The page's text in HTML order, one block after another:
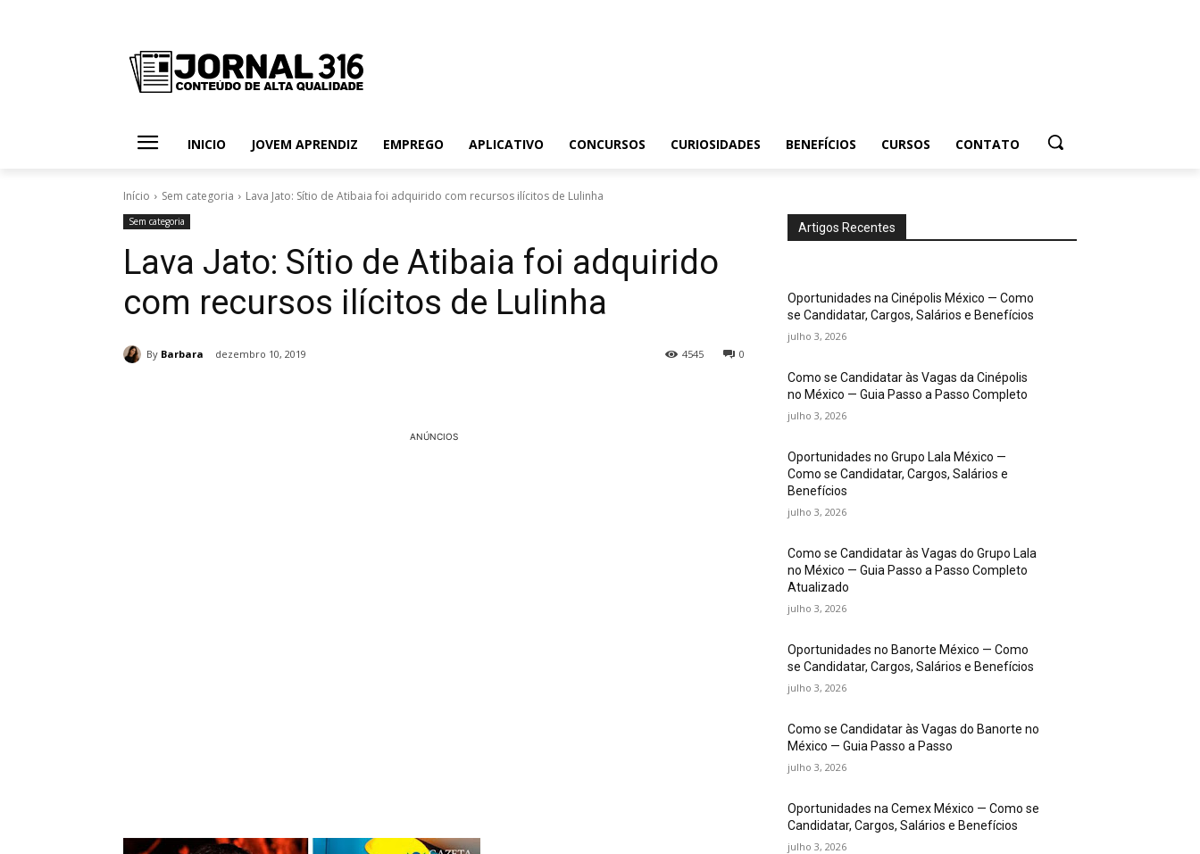
INICIO JOVEM APRENDIZ EMPREGO APLICATIVO CONCURSOS CURIOSIDADES BENEFÍCIOS CURSOS CONTATO
Início Sem categoria Lava Jato: Sítio de Atibaia foi adquirido com recursos ilícitos de Lulinha
Sem categoria
Lava Jato: Sítio de Atibaia foi adquirido
com recursos ilícitos de Lulinha
By Barbara dezembro 10, 2019 0
4545
ANÚNCIOS
Artigos Recentes
Oportunidades na Cinépolis México — Como
se Candidatar, Cargos, Salários e Benefícios
julho 3, 2026
Como se Candidatar às Vagas da Cinépolis
no México — Guia Passo a Passo Completo
julho 3, 2026
Oportunidades no Grupo Lala México —
Como se Candidatar, Cargos, Salários e
Benefícios
julho 3, 2026
Como se Candidatar às Vagas do Grupo Lala
no México — Guia Passo a Passo Completo
Atualizado
julho 3, 2026
Oportunidades no Banorte México — Como
se Candidatar, Cargos, Salários e Benefícios
julho 3, 2026
Como se Candidatar às Vagas do Banorte no
México — Guia Passo a Passo
julho 3, 2026
Oportunidades na Cemex México — Como se
Candidatar, Cargos, Salários e Benefícios
julho 3, 2026